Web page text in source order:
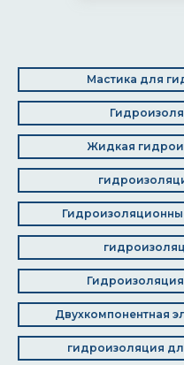
Мастика для
Жидкая
Двухкомпонентная
гидроизоляция